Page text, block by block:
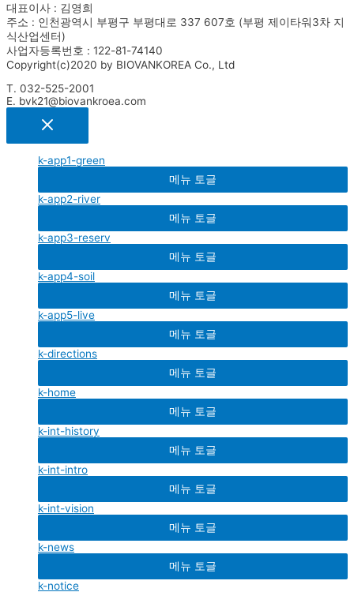
대표이사 : 김영희
주소 : 인천광역시 부평구 부평대로 337 607호 (부평 제이타워3차 지
식산업센터)
사업자등록번호 : 122-81-74140
Copyright(c)2020 by BIOVANKOREA Co., Ltd
T. 032-525-2001
E. bvk21@biovankroea.com
k-app1-green
메뉴 토글
k-app2-river
메뉴 토글
k-app3-reserv
메뉴 토글
k-app4-soil
메뉴 토글
k-app5-live
메뉴 토글
k-directions
메뉴 토글
k-home
메뉴 토글
k-int-history
메뉴 토글
k-int-intro
메뉴 토글
k-int-vision
메뉴 토글
k-news
메뉴 토글
k-notice